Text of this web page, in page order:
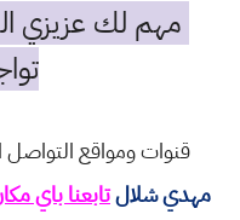
مهم لك عزيزي
قنوات ومواقع التواصل
مهدي شلالتابعنا باي